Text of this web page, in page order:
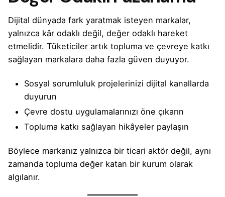
Dijital dünyada fark yaratmak isteyen markalar,
yalnızca kâr odaklı değil, değer odaklı hareket
etmelidir. Tüketiciler artık topluma ve çevreye katkı
sağlayan markalara daha fazla güven duyuyor.
Sosyal sorumluluk projelerinizi dijital kanallarda
duyurun
Çevre dostu uygulamalarınızı öne çıkarın
Topluma katkı sağlayan hikâyeler paylaşın
Böylece markanız yalnızca bir ticari aktör değil, aynı
zamanda topluma değer katan bir kurum olarak
algılanır.